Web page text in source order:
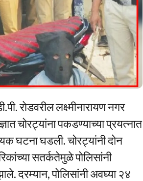
रोडवरील लक्ष्मीनारायण नगर
चोरट्यांना पकडण्याच्या प्रयत्नात
घटना घडली. चोरट्यांनी दोन
सतर्कतेमुळे पोलिसांनी
दरम्यान, पोलिसांनी अवघ्या २४